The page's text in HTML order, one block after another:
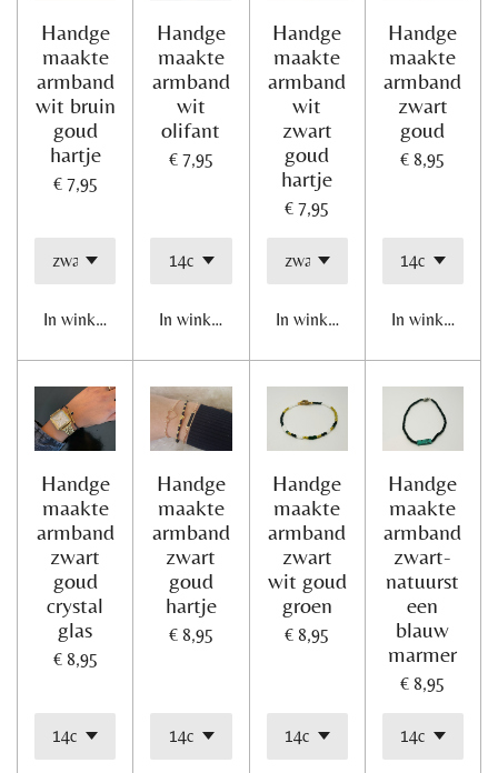
Handge
maakte
armband
wit bruin
goud
hartje
€ 7,95
In winkelwagen
Handge
maakte
armband
wit
olifant
€ 7,95
In winkelwagen
Handge
maakte
armband
wit
zwart
goud
hartje
€ 7,95
In winkelwagen
Handge
maakte
armband
zwart
goud
€ 8,95
In
Handge
maakte
armband
zwart
goud
crystal
glas
€ 8,95
Handge
maakte
armband
zwart
goud
hartje
€ 8,95
Handge
maakte
armband
zwart
wit goud
groen
€ 8,95
Handge
maakte
armband
zwart-
natuurst
een
blauw
marmer
€ 8,95